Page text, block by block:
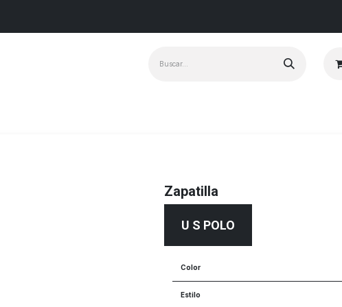
Zapatilla
U S POLO
Color
Estilo